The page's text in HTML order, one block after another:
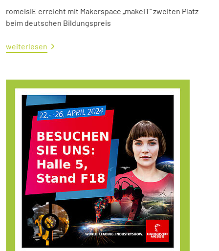
romeisIE erreicht mit Makerspace „makeIT“ zweiten Platz
beim deutschen Bildungspreis
weiterlesen